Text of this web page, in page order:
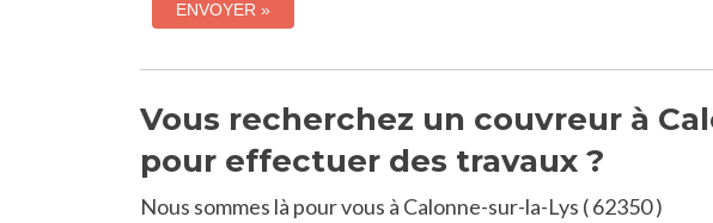
Vous recherchez un couvreur à
pour effectuer des travaux ?
Nous sommes là pour vous à Calonne-sur-la-Lys ( 62350 )